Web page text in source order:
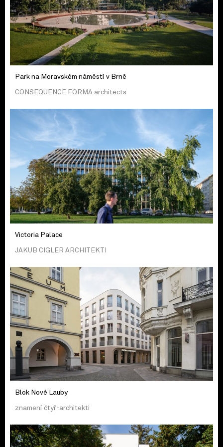
Park na Moravském náměstí v Brně
CONSEQUENCE FORMA architects
Victoria Palace
JAKUB CIGLER ARCHITEKTI
Blok Nové Lauby
znamení čtyř-architekti